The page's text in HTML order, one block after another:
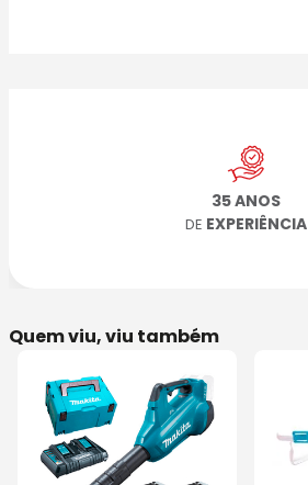
35 ANOS
DE EXPERIÊNCIA
Quem viu, viu também